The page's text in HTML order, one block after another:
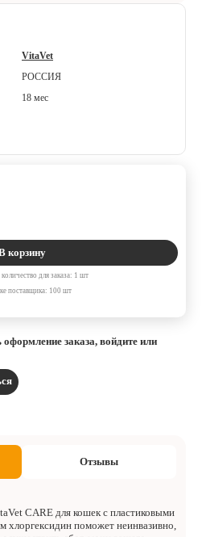
VitaVet
РОССИЯ
18 мес
корзину
для заказа: 1 шт
поставщика: 100 шт
заказа, войдите или
Отзывы
CARE для кошек с пластиковыми
хлоргексидин поможет неинвазивно,